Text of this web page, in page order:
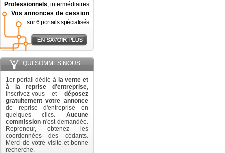
Professionnels, intermédiaires
Vos annonces de cession
sur 6 portails spécialisés
QUI SOMMES NOUS
1er portail dédié à la vente et
à la reprise d'entreprise,
inscrivez-vous et déposez
gratuitement votre annonce
de reprise d'entreprise en
quelques clics. Aucune
commission n'est demandée.
Repreneur, obtenez les
coordonnées des cédants.
Merci de votre visite et bonne
recherche.